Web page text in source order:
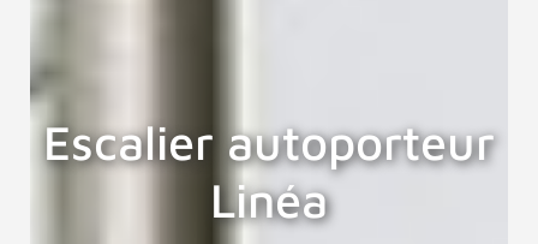
Escalier autoporteur
Linéa